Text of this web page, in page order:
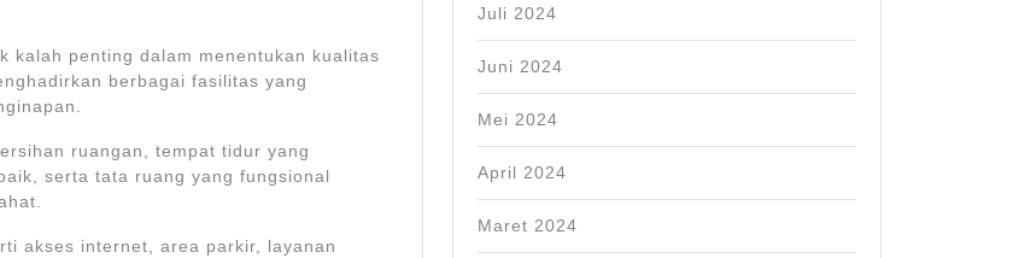
kalah penting dalam menentukan kualitas
berbagai fasilitas yang
ruangan, tempat tidur yang
serta tata ruang yang fungsional
akses internet, area parkir, layanan
Juli 2024
Juni 2024
Mei 2024
April 2024
Maret 2024